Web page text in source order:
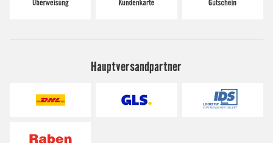
Hauptversandpartner